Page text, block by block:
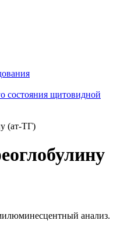
состояния щитовидной
(ат-ТГ)
анализ.